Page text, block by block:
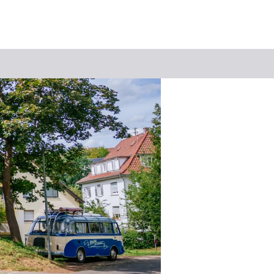
Suchbegriff
Das könnte Sie interessieren
Stadtführungen
Events & Tickets
Ausflugsziele
Erlebnisse
Wein
Radfahren
Wandern